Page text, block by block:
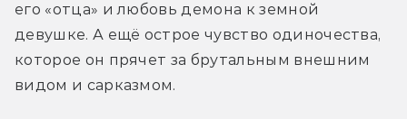
его «отца» и любовь демона к земной
девушке. А ещё острое чувство одиночества,
которое он прячет за брутальным внешним
видом и сарказмом.